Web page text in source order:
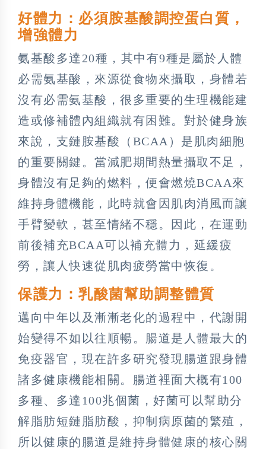
好體力：必須胺基酸調控蛋白質，
增強體力
氨基酸多達20種，其中有9種是屬於人體
必需氨基酸，來源從食物來攝取，身體若
沒有必需氨基酸，很多重要的生理機能建
造或修補體內組織就有困難。對於健身族
來說，支鏈胺基酸（BCAA）是肌肉細胞
的重要關鍵。當減肥期間熱量攝取不足，
身體沒有足夠的燃料，便會燃燒BCAA來
維持身體機能，此時就會因肌肉消風而讓
手臂變軟，甚至情緒不穩。因此，在運動
前後補充BCAA可以補充體力，延緩疲
勞，讓人快速從肌肉疲勞當中恢復。
保護力：乳酸菌幫助調整體質
邁向中年以及漸漸老化的過程中，代謝開
始變得不如以往順暢。腸道是人體最大的
免疫器官，現在許多研究發現腸道跟身體
諸多健康機能相關。腸道裡面大概有100
多種、多達100兆個菌，好菌可以幫助分
解脂肪短鏈脂肪酸，抑制病原菌的繁殖，
所以健康的腸道是維持身體健康的核心關